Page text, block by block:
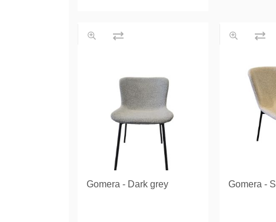
Gomera - Dark grey Gomera -